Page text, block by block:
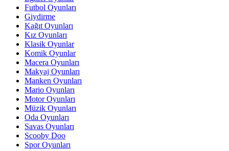
Futbol Oyunları
Giydirme
Kağıt Oyunları
Kız Oyunları
Klasik Oyunlar
Komik Oyunlar
Macera Oyunları
Makyaj Oyunları
Manken Oyunları
Mario Oyunları
Motor Oyunları
Müzik Oyunları
Oda Oyunları
Savas Oyunları
Scooby Doo
Spor Oyunları